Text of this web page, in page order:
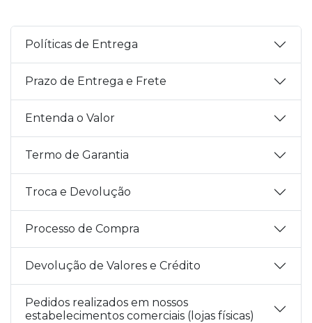
Políticas de Entrega
Prazo de Entrega e Frete
Entenda o Valor
Termo de Garantia
Troca e Devolução
Processo de Compra
Devolução de Valores e Crédito
Pedidos realizados em nossos
estabelecimentos comerciais (lojas físicas)